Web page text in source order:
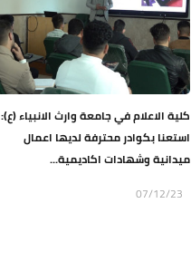
كلية الاعلام في جامعة وارث الانبياء (ع):
استعنا بكوادر محترفة لديها اعمال
ميدانية وشهادات اكاديمية...
07/12/23